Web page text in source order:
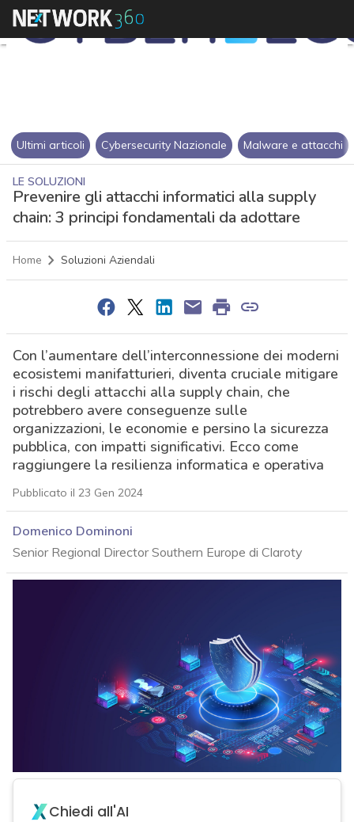
Ultimi articoli Cybersecurity Nazionale Malware e attacchi
LE SOLUZIONI
Prevenire gli attacchi informatici alla supply
chain: 3 principi fondamentali da adottare
Home Soluzioni Aziendali
Con l’aumentare dell’interconnessione dei moderni
ecosistemi manifatturieri, diventa cruciale mitigare
i rischi degli attacchi alla supply chain, che
potrebbero avere conseguenze sulle
organizzazioni, le economie e persino la sicurezza
pubblica, con impatti significativi. Ecco come
raggiungere la resilienza informatica e operativa
Pubblicato il 23 Gen 2024
Domenico Dominoni
Senior Regional Director Southern Europe di Claroty
Chiedi all'AI